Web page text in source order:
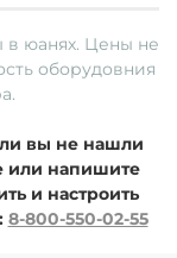
в юанях. Цены не
оборудовния
вы не нашли
или напишите
и настроить
8-800-550-02-55